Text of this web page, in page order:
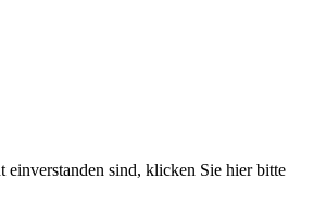
einverstanden sind, klicken Sie hier bitte